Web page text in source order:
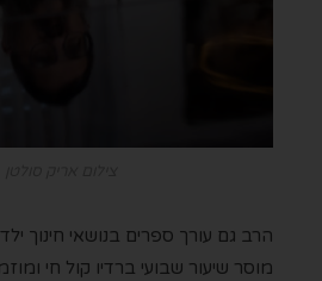
הרב גם עורך ספרים בנושאי חינוך
מוסר שיעור שבועי ברדיו קול חי